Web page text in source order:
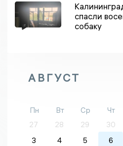
спасли
собаку
АВГУСТ
Пн Вт Ср Чт
27
28 29 30
3
4 5 6